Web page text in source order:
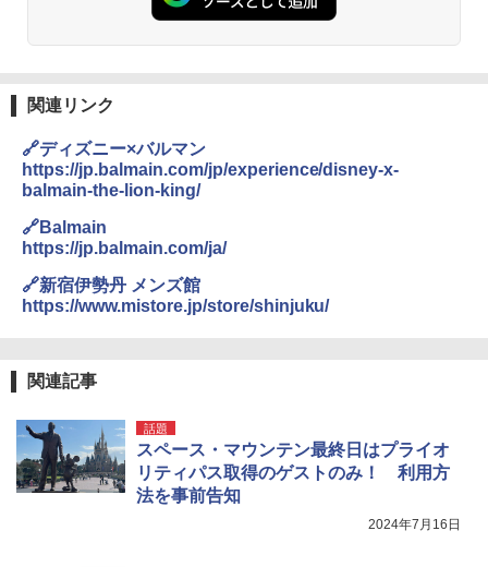
関連リンク
🔗ディズニー×バルマン
https://jp.balmain.com/jp/experience/disney-x-
balmain-the-lion-king/
🔗Balmain
https://jp.balmain.com/ja/
🔗新宿伊勢丹 メンズ館
https://www.mistore.jp/store/shinjuku/
関連記事
話題
スペース・マウンテン最終日はプライオ
リティパス取得のゲストのみ！ 利用方
法を事前告知
2024年7月16日